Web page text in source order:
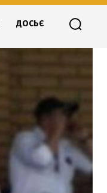
ДОСЬЄ